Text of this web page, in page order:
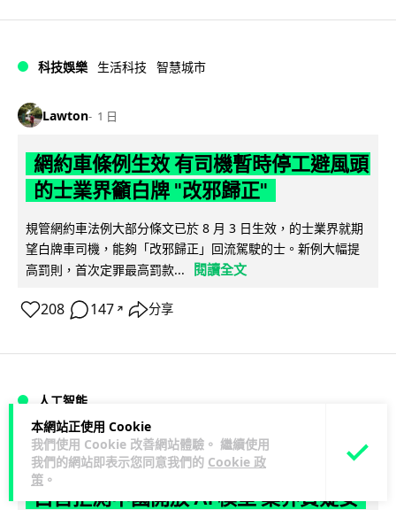
本網站正使用 Cookie
我們使用 Cookie 改善網站體驗。 繼續使用
我們的網站即表示您同意我們的 Cookie 政
策 。
科技娛樂 生活科技 智慧城市
Lawton 1 日
網約車條例生效 有司機暫時停工避風頭
的士業界籲白牌 "改邪歸正"
規管網約車法例大部分條文已於 8 月 3 日生效，的士業界就期
望白牌車司機，能夠「改邪歸正」回流駕駛的士。新例大幅提
高罰則，首次定罪最高罰款...
閱讀全文
208 147 ↗ 分享
人工智能
Lawton 1 日
白宮拒測中國開放 AI 模型 業界質疑安